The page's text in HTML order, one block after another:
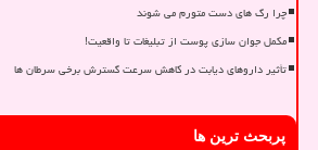
چرا رگ های دست متورم می شوند
مکمل جوان سازی پوست از تبلیغات تا واقعیت!
تأثیر داروهای دیابت در کاهش سرعت گسترش برخی سرطان ها
پربحث ترین ها